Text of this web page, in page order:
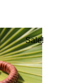
Sale!